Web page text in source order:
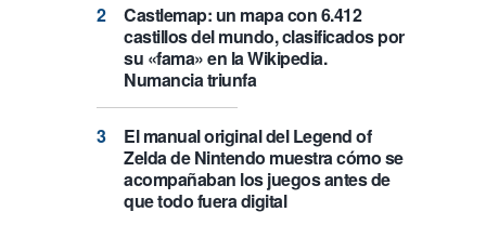
Castlemap: un mapa con 6.412
castillos del mundo, clasificados por
su «fama» en la Wikipedia.
Numancia triunfa
El manual original del Legend of
Zelda de Nintendo muestra cómo se
acompañaban los juegos antes de
que todo fuera digital